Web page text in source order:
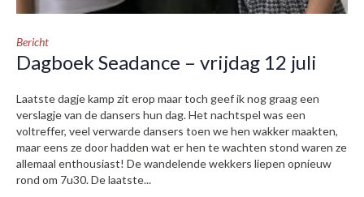
Bericht
Dagboek Seadance – vrijdag 12 juli
Laatste dagje kamp zit erop maar toch geef ik nog graag een
verslagje van de dansers hun dag. Het nachtspel was een
voltreffer, veel verwarde dansers toen we hen wakker maakten,
maar eens ze door hadden wat er hen te wachten stond waren ze
allemaal enthousiast! De wandelende wekkers liepen opnieuw
rond om 7u30. De laatste...